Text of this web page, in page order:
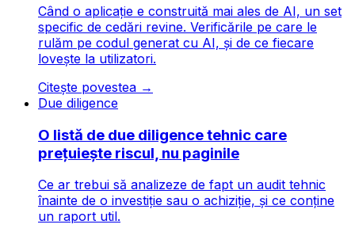
Când o aplicație e construită mai ales de AI, un set
specific de cedări revine. Verificările pe care le
rulăm pe codul generat cu AI, și de ce fiecare
lovește la utilizatori.
Citește povestea →
Due diligence
O listă de due diligence tehnic care
prețuiește riscul, nu paginile
Ce ar trebui să analizeze de fapt un audit tehnic
înainte de o investiție sau o achiziție, și ce conține
un raport util.